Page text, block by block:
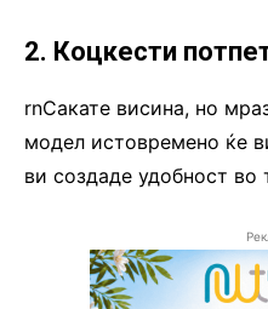
2. Коцкести
rnСакате висина, но
модел истовремено ќе
ви создаде удобност во